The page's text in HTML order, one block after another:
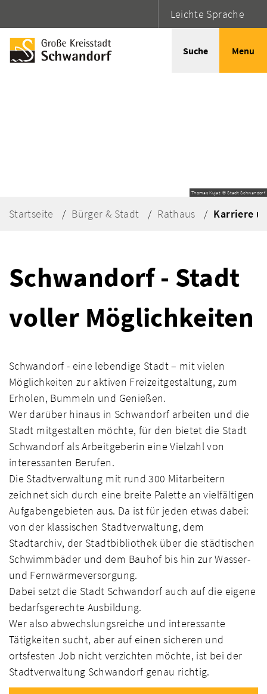
Leichte Sprache
Suche Menu
Thomas Kujat © Stadt Schwandorf
Startseite Bürger & Stadt Rathaus Karriere
Schwandorf - Stadt
voller Möglichkeiten
Schwandorf - eine lebendige Stadt – mit vielen
Möglichkeiten zur aktiven Freizeitgestaltung, zum
Erholen, Bummeln und Genießen.
Wer darüber hinaus in Schwandorf arbeiten und die
Stadt mitgestalten möchte, für den bietet die Stadt
Schwandorf als Arbeitgeberin eine Vielzahl von
interessanten Berufen.
Die Stadtverwaltung mit rund 300 Mitarbeitern
zeichnet sich durch eine breite Palette an vielfältigen
Aufgabengebieten aus. Da ist für jeden etwas dabei:
von der klassischen Stadtverwaltung, dem
Stadtarchiv, der Stadtbibliothek über die städtischen
Schwimmbäder und dem Bauhof bis hin zur Wasser-
und Fernwärmeversorgung.
Dabei setzt die Stadt Schwandorf auch auf die eigene
bedarfsgerechte Ausbildung.
Wer also abwechslungsreiche und interessante
Tätigkeiten sucht, aber auf einen sicheren und
ortsfesten Job nicht verzichten möchte, ist bei der
Stadtverwaltung Schwandorf genau richtig.